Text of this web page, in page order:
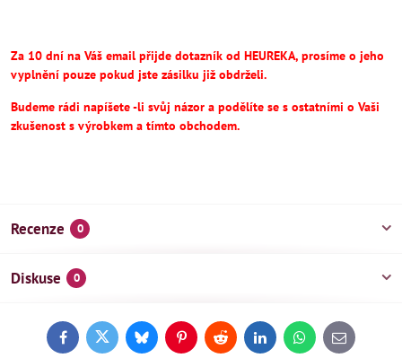
Za 10 dní na Váš email přijde dotazník od HEUREKA, prosíme o jeho
vyplnění pouze pokud jste zásilku již obdrželi.
Budeme rádi napíšete -li svůj názor a podělíte se s ostatními o Vaši
zkušenost s výrobkem a tímto obchodem.
Recenze 0
Diskuse 0
FacebookTwitterBlueskyPinterestReddit LinkedInWhatsApp
E-
mail